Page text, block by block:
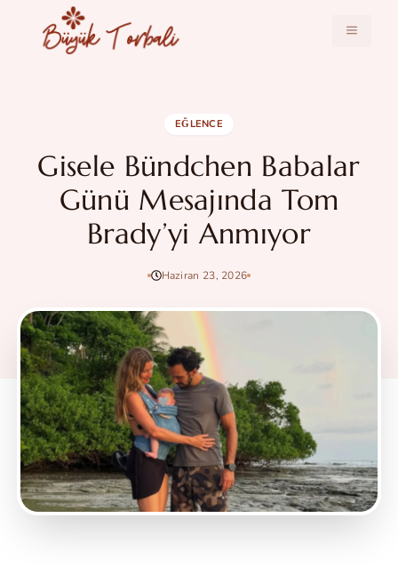
MENÜ
EĞLENCE
Gisele Bündchen Babalar
Günü Mesajında Tom
Brady’yi Anmıyor
Haziran 23, 2026